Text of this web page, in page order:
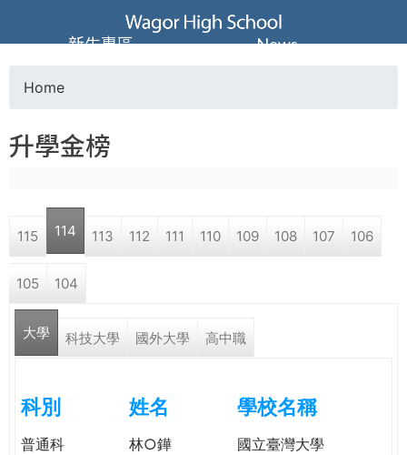
Jump to navigation
葳
格
高
學
o
a
r
e
e
Home
升學金榜
115 114 113 112 111 110 109 108 107 106
105 104
大學 科技大學 國外大學 高中職
科別 姓名 學校名稱
普通科 林○鏵
國立臺灣大學
新生專區 News